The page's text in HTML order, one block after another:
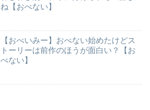
ね【おべない】
【おべいみー】おべない始めたけどス
トーリーは前作のほうが面白い？【お
べない】